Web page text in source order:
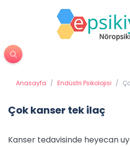
Anasayfa / Endüstri Psikolojisi /
Çok kanser tek ilaç
Kanser tedavisinde heyecan